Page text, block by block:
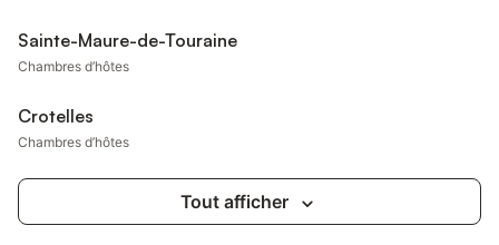
Sainte-Maure-de-Touraine
Chambres d’hôtes
Crotelles
Chambres d’hôtes
Tout afficher